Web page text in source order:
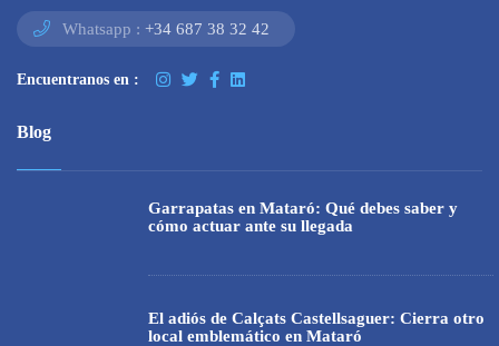
Whatsapp : +34 687 38 32 42
Encuentranos en :
Blog
Garrapatas en Mataró: Qué debes saber y
cómo actuar ante su llegada
El adiós de Calçats Castellsaguer: Cierra otro
local emblemático en Mataró